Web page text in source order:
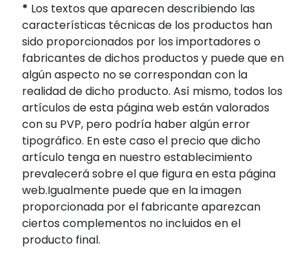
* Los textos que aparecen describiendo las
características técnicas de los productos han
sido proporcionados por los importadores o
fabricantes de dichos productos y puede que en
algún aspecto no se correspondan con la
realidad de dicho producto. Así mismo, todos los
artículos de esta página web están valorados
con su PVP, pero podría haber algún error
tipográfico. En este caso el precio que dicho
artículo tenga en nuestro establecimiento
prevalecerá sobre el que figura en esta página
web.Igualmente puede que en la imagen
proporcionada por el fabricante aparezcan
ciertos complementos no incluidos en el
producto final.